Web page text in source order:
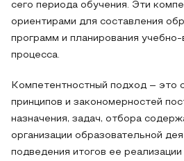
сего периода обучения. Эти
ориентирами для составления
программ и планирования учебно-
процесса.
Компетентностный подход – это
принципов и закономерностей
назначения, задач, отбора
организации образовательной
подведения итогов ее реализации